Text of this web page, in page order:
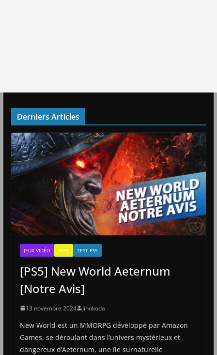
Derniers Articles
JEUX VIDÉO TEST TEST PS5
[PS5] New World Aeternum
[Notre Avis]
13 novembre 2024 Jihnkoda
New World est un MMORPG développé par Amazon
Games, se déroulant dans l’univers mystérieux et
dangereux d’Aeternum, une île surnaturelle